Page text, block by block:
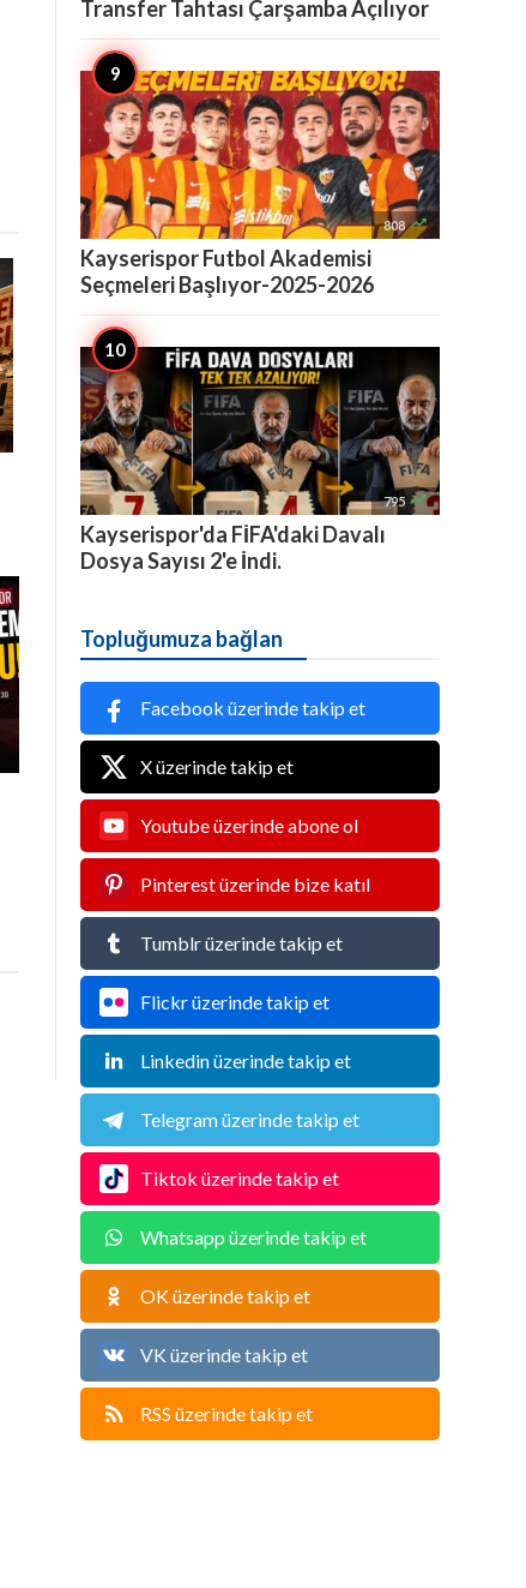
Transfer Tahtası Çarşamba Açılıyor
808 
Kayserispor Futbol Akademisi
Seçmeleri Başlıyor-2025-2026
795 
Kayserispor'da FİFA'daki Davalı
Dosya Sayısı 2'e İndi.
Topluğumuza bağlan
Facebook üzerinde takip et
X üzerinde takip et
Youtube üzerinde abone ol
Pinterest üzerinde bize katıl
Tumblr üzerinde takip et
Flickr üzerinde takip et
Linkedin üzerinde takip et
Telegram üzerinde takip et
Tiktok üzerinde takip et
Whatsapp üzerinde takip et
OK üzerinde takip et
VK üzerinde takip et
RSS üzerinde takip et